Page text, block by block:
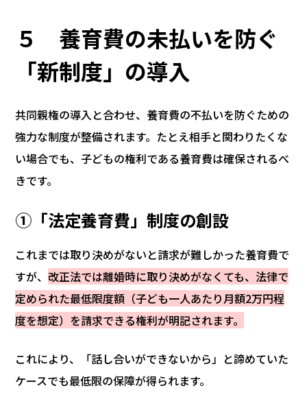
５ 養育費の未払いを防ぐ
「新制度」の導入
共同親権の導入と合わせ、養育費の不払いを防ぐための
強力な制度が整備されます。たとえ相手と関わりたくな
い場合でも、子どもの権利である養育費は確保されるべ
きです。
①「法定養育費」制度の創設
これまでは取り決めがないと請求が難しかった養育費で
すが、 改正法では離婚時に取り決めがなくても、法律で
定められた最低限度額（子ども一人あたり月額2万円程
度を想定）を請求できる権利が明記されます。
これにより、「話し合いができないから」と諦めていた
ケースでも最低限の保障が得られます。